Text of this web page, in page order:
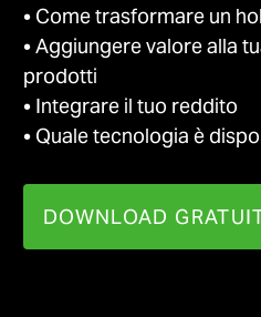
APPLICAZIONI
• Come trasformare un
• Aggiungere valore alla
prodotti
• Integrare il tuo reddito
• Quale tecnologia è
DOWNLOAD